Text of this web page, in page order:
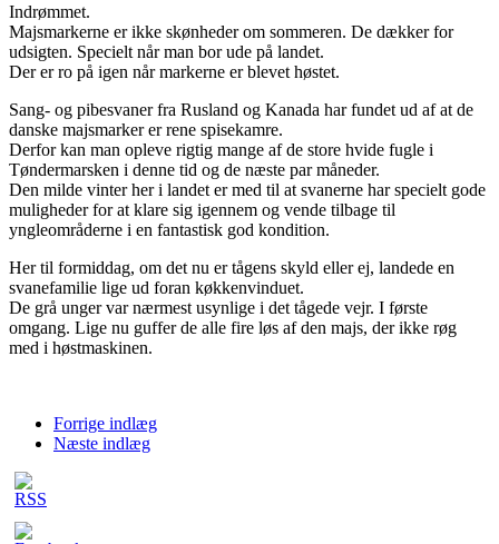
Indrømmet.
Majsmarkerne er ikke skønheder om sommeren. De dækker for
udsigten. Specielt når man bor ude på landet.
Der er ro på igen når markerne er blevet høstet.
Sang- og pibesvaner fra Rusland og Kanada har fundet ud af at de
danske majsmarker er rene spisekamre.
Derfor kan man opleve rigtig mange af de store hvide fugle i
Tøndermarsken i denne tid og de næste par måneder.
Den milde vinter her i landet er med til at svanerne har specielt gode
muligheder for at klare sig igennem og vende tilbage til
yngleområderne i en fantastisk god kondition.
Her til formiddag, om det nu er tågens skyld eller ej, landede en
svanefamilie lige ud foran køkkenvinduet.
De grå unger var nærmest usynlige i det tågede vejr. I første
omgang. Lige nu guffer de alle fire løs af den majs, der ikke røg
med i høstmaskinen.
Forrige indlæg
Næste indlæg